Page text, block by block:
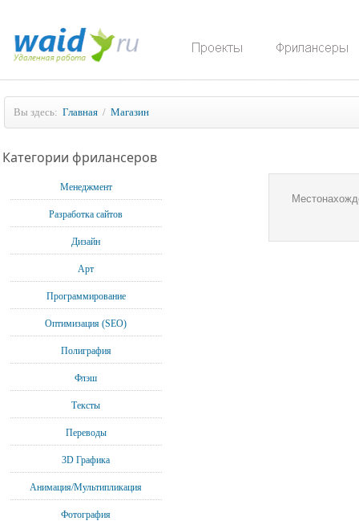
Вы здесь: Главная / Магазин
Категории фрилансеров
Менеджмент
Разработка сайтов
Дизайн
Арт
Программирование
Оптимизация (SEO)
Полиграфия
Флэш
Тексты
Переводы
3D Графика
Анимация/Мультипликация
Фотография